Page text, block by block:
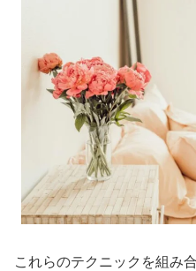
これらのテクニックを組み